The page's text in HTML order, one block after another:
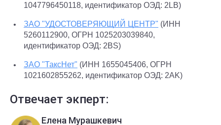
1047796450118, идентификатор ОЭД: 2LB)
ЗАО "УДОСТОВЕРЯЮЩИЙ ЦЕНТР" (ИНН
5260112900, ОГРН 1025203039840,
идентификатор ОЭД: 2BS)
ЗАО "ТаксНет" (ИНН 1655045406, ОГРН
1021602855262, идентификатор ОЭД: 2AK)
Отвечает экперт:
Елена Мурашкевич